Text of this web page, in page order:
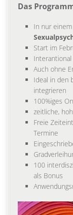
Das
In nur
Start im
Auch ohne
Ideal in den
integrieren
100%iges
zeitliche,
Freie
Termine
100
als Bonus